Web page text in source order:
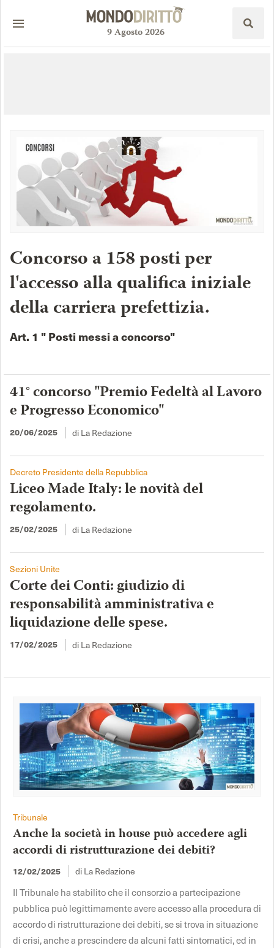
9Agosto2026
Concorso a 158 posti per
l'accesso alla qualifica iniziale
della carriera prefettizia.
Art. 1 " Posti messi a concorso"
41° concorso "Premio Fedeltà al Lavoro
e Progresso Economico"
20/06/2025 di La Redazione
Decreto Presidente della Repubblica
Liceo Made Italy: le novità del
regolamento.
25/02/2025 di La Redazione
Sezioni Unite
Corte dei Conti: giudizio di
responsabilità amministrativa e
liquidazione delle spese.
17/02/2025 di La Redazione
Tribunale
Anche la società in house può accedere agli
accordi di ristrutturazione dei debiti?
12/02/2025 di La Redazione
Il Tribunale ha stabilito che il consorzio a partecipazione
pubblica può legittimamente avere accesso alla procedura di
accordo di ristrutturazione dei debiti, se si trova in situazione
di crisi, anche a prescindere da alcuni fatti sintomatici, ed in